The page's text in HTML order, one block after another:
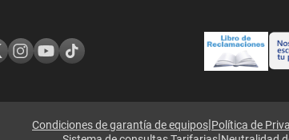
Condiciones de garantía de equipos|Política de